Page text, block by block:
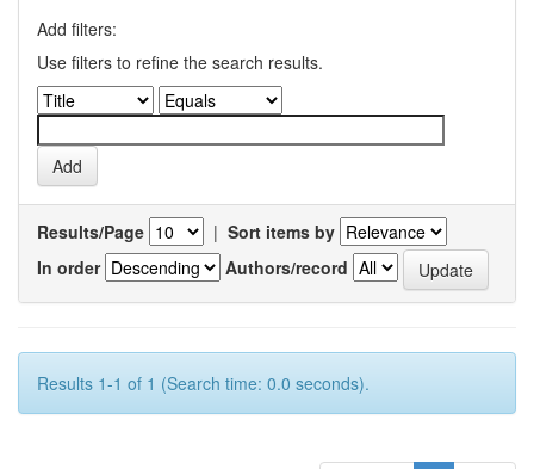
Add filters:
Use filters to refine the search results.
Results/Page | Sort items by
In order
Authors/record
Results 1-1 of 1 (Search time: 0.0 seconds).